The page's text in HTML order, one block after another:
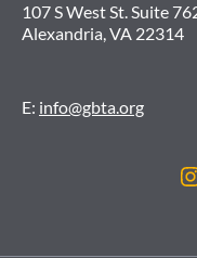
107 S West St. Suite
Alexandria, VA 22314
E: info@gbta.org